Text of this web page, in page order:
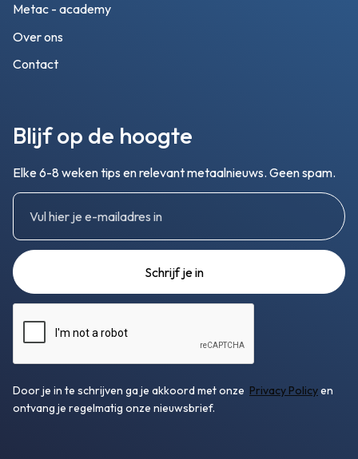
Metac - academy
Over ons
Contact
Blijf op de hoogte
Elke 6-8 weken tips en relevant metaalnieuws. Geen spam.
Door je in te schrijven ga je akkoord met onze Privacy Policyen
ontvang je regelmatig onze nieuwsbrief.